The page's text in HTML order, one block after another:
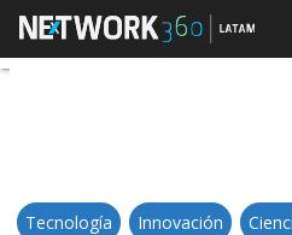
La
Tecnología Innovación